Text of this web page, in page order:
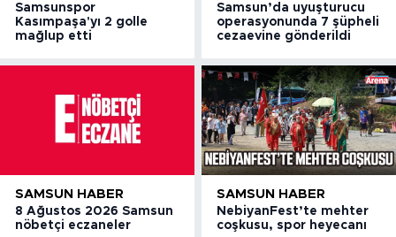
Samsunspor
Kasımpaşa'yı 2 golle
mağlup etti
Samsun’da uyuşturucu
operasyonunda 7 şüpheli
cezaevine gönderildi
SAMSUN HABER
8 Ağustos 2026 Samsun
nöbetçi eczaneler
SAMSUN HABER
NebiyanFest’te mehter
coşkusu, spor heyecanı